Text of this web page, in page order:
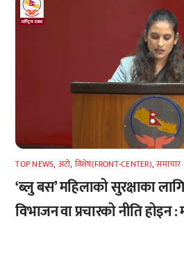
TOP NEWS, अटाे, विशेष(FRONT-CENTER),समाचार
‘ब्लु बस’ महिलाको सुरक्षाका
विभाजन वा प्रचारको नीति होइन :